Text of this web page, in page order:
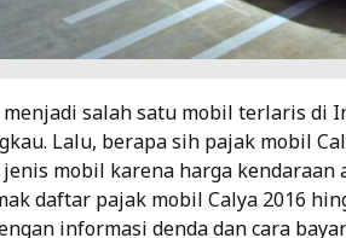
menjadi salah satu mobil terlaris di
Lalu, berapa sih pajak mobil
mobil karena harga kendaraan
daftar pajak mobil Calya 2016
informasi denda dan cara